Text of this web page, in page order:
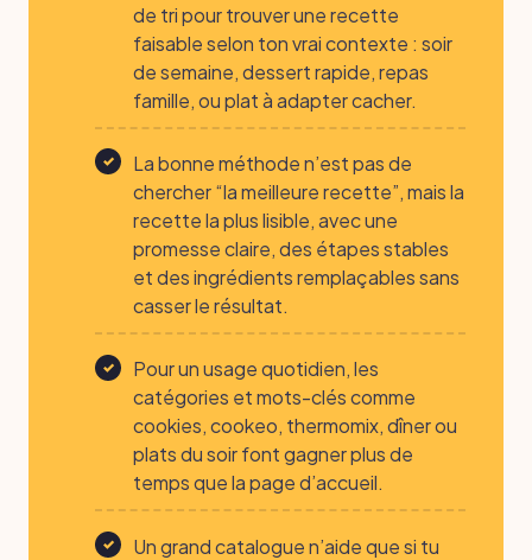
de tri pour trouver une recette
faisable selon ton vrai contexte : soir
de semaine, dessert rapide, repas
famille, ou plat à adapter cacher.
La bonne méthode n’est pas de
chercher “la meilleure recette”, mais la
recette la plus lisible, avec une
promesse claire, des étapes stables
et des ingrédients remplaçables sans
casser le résultat.
Pour un usage quotidien, les
catégories et mots-clés comme
cookies, cookeo, thermomix, dîner ou
plats du soir font gagner plus de
temps que la page d’accueil.
Un grand catalogue n’aide que si tu